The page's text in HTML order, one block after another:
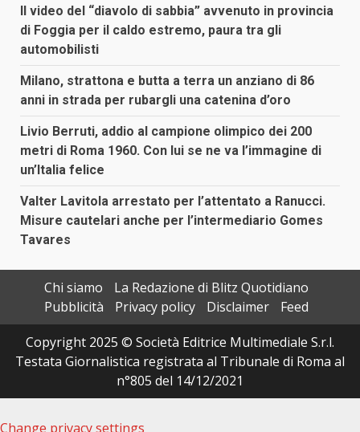
Il video del “diavolo di sabbia” avvenuto in provincia
di Foggia per il caldo estremo, paura tra gli
automobilisti
Milano, strattona e butta a terra un anziano di 86
anni in strada per rubargli una catenina d’oro
Livio Berruti, addio al campione olimpico dei 200
metri di Roma 1960. Con lui se ne va l’immagine di
un’Italia felice
Valter Lavitola arrestato per l’attentato a Ranucci.
Misure cautelari anche per l’intermediario Gomes
Tavares
Chi siamo
La Redazione di Blitz Quotidiano
Pubblicità
Privacy policy Disclaimer
Feed
Copyright 2025 © Società Editrice Multimediale S.r.l.
Testata Giornalistica registrata al Tribunale di Roma al
n°805 del 14/12/2021
Change privacy settings